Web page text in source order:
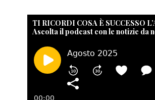
TI RICORDI COSA È SUCCESSO
Ascolta il podcast con le notizie da